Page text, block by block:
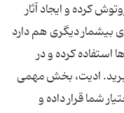
کرده و ایجاد آثار
بیشمار دیگری هم دارد
کرده و در
ادیت، بخش مهمی
شما قرار داده و